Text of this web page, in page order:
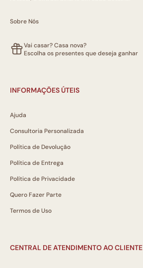
Sobre Nós
Vai casar? Casa nova?
Escolha os presentes que deseja ganhar
INFORMAÇÕES ÚTEIS
Ajuda
Consultoria Personalizada
Política de Devolução
Política de Entrega
Política de Privacidade
Quero Fazer Parte
Termos de Uso
CENTRAL DE ATENDIMENTO AO CLIENTE